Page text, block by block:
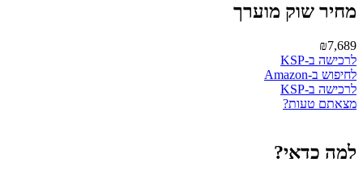
מחיר שוק מוערך
₪7,689
לרכישה ב-KSP
לחיפוש ב-Amazon
לרכישה ב-KSP
מצאתם טעות?
למה כדאי?